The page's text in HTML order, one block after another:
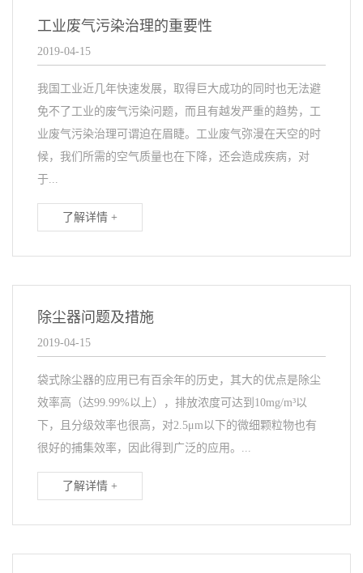
工业废气污染治理的重要性
2019-04-15
我国工业近几年快速发展，取得巨大成功的同时也无法避
免不了工业的废气污染问题，而且有越发严重的趋势，工
业废气污染治理可谓迫在眉睫。工业废气弥漫在天空的时
候，我们所需的空气质量也在下降，还会造成疾病，对
于...
了解详情 +
除尘器问题及措施
2019-04-15
袋式除尘器的应用已有百余年的历史，其大的优点是除尘
效率高（达99.99%以上），排放浓度可达到10mg/m³以
下，且分级效率也很高，对2.5μm以下的微细颗粒物也有
很好的捕集效率，因此得到广泛的应用。...
了解详情 +